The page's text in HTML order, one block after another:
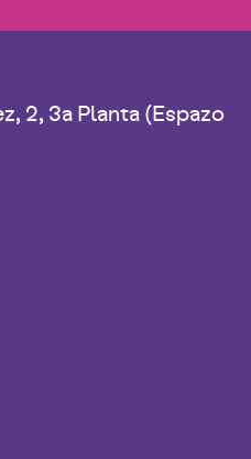
2, 3a Planta (Espazo